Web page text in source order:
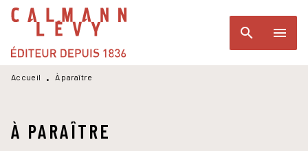
MENU RECHERCHE
PIED DE PAGE
search menu
Accueil • À paraître
À PARAÎTRE